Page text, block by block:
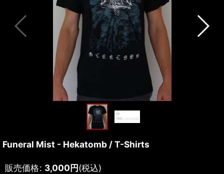
Funeral Mist - Hekatomb / T-Shirts
販売価格: 3,000円(税込)